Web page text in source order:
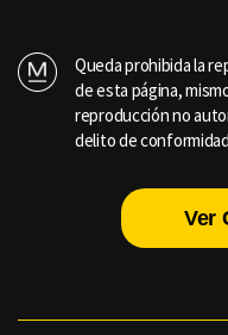
Queda prohibida la
de esta página,
reproducción no
delito de
Ver